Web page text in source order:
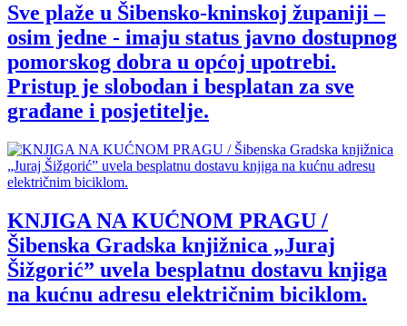
Sve plaže u Šibensko-kninskoj županiji –
osim jedne - imaju status javno dostupnog
pomorskog dobra u općoj upotrebi.
Pristup je slobodan i besplatan za sve
građane i posjetitelje.
KNJIGA NA KUĆNOM PRAGU /
Šibenska Gradska knjižnica „Juraj
Šižgorić” uvela besplatnu dostavu knjiga
na kućnu adresu električnim biciklom.